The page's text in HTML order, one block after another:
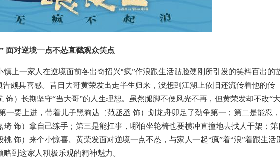
面对逆境一点不怂直戳观众笑点
上一家人在逆境面前各出奇招兴“疯”作浪跟生活贴脸硬刚所引发的笑料百出的
颇具喜感。昔日大哥黄荣发出走半生归来，没想到江湖上依旧还流传着他的传
饰）长期坚守“当大哥”的人生理想。虽然腿脚不便风光不再，但黄荣发却不改“大
一要上进，带着儿子黑狗达（范丞丞 饰）划龙舟卯足了劲争第一；第二是能忍，
饰）拿自己练手；第三是能扛事，哪怕坐轮椅也要横冲直撞地去找人干架；第
饰）来个小惊喜。黄荣发面对逆境一点不怂，与家人一起“疯”着“浪”着跟生活
到这家人积极乐观的精神魅力。